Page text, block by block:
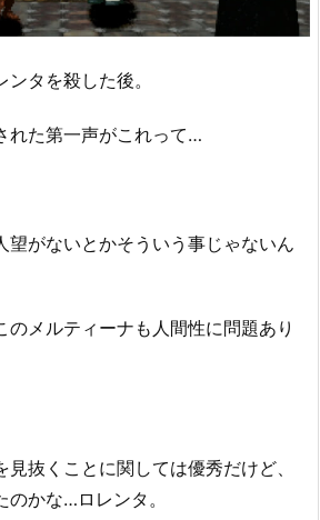
タを殺した後。
れた第一声がこれって…
望がないとかそういう事じゃないん
のメルティーナも人間性に問題あり
抜くことに関しては優秀だけど、
のかな…ロレンタ。